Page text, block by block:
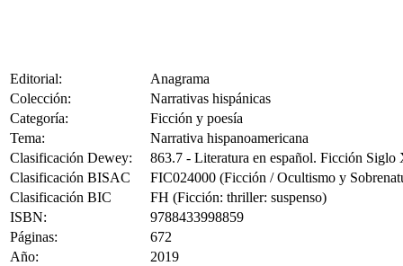
Editorial:
Anagrama
Colección:
Narrativas hispánicas
Categoría:
Ficción y poesía
Tema:
Narrativa hispanoamericana
Clasificación Dewey:
863.7 - Literatura en español. Ficción
Clasificación BISAC
FIC024000 (Ficción / Ocultismo y
Clasificación BIC
FH (Ficción: thriller: suspenso)
ISBN:
9788433998859
Páginas:
672
Año:
2019